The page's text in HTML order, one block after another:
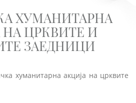
ХУМАНИТАРНА
НА ЦРКВИТЕ И
ЗАЕДНИЦИ
хуманитарна акција на црквите